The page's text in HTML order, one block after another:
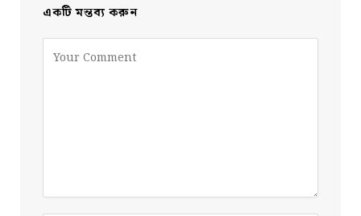
একটি মন্তব্য করুন